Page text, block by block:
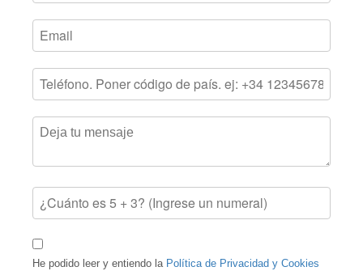
He podido leer y entiendo la Política de Privacidad y Cookies